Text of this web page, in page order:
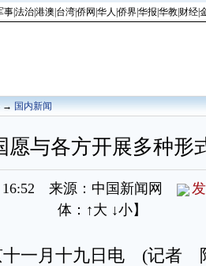
事|法治|港澳 台湾|侨网 华人 侨界|华报 华教| 财经|
→国内新闻
愿与各方开展多种形
16:52 来源：中国新闻网
体： ↑大 ↓小】
一月十九日电 (记者